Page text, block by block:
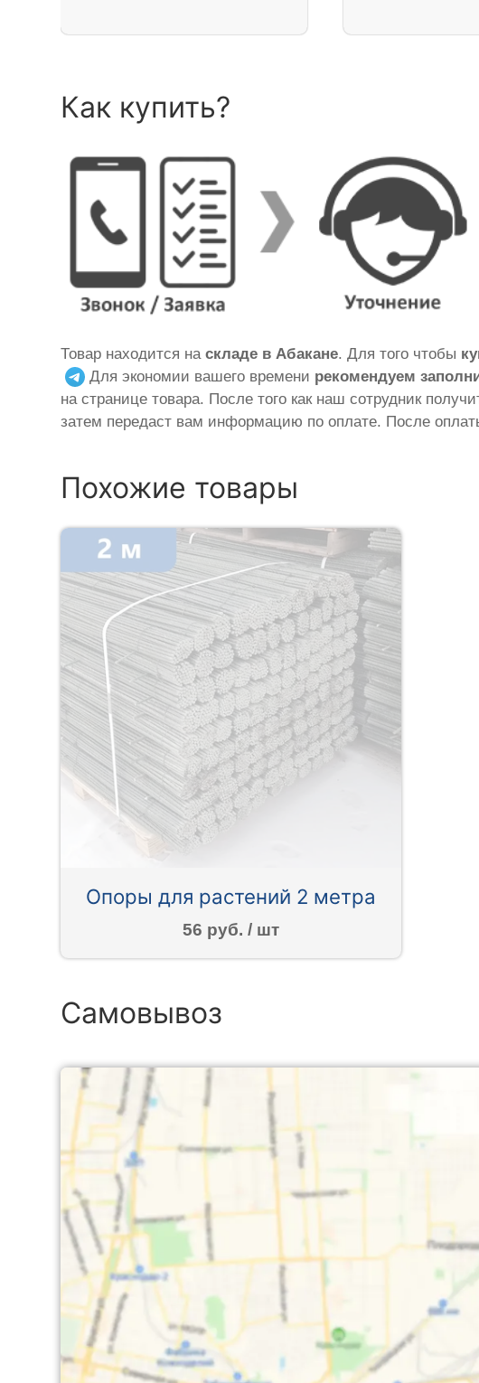
Как купить?
Товар находится наскладе в Абакане. Для того чтобы
Для экономии вашего времени рекомендуем
на странице товара. После того как наш сотрудник
затем передаст вам информацию по оплате. После
Похожие товары
Опоры для растений 2 метра
56 руб. / шт
Самовывоз